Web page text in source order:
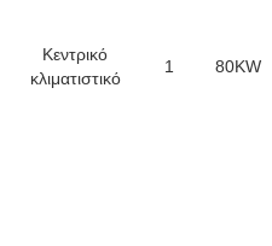
Κεντρικό
κλιματιστικό
1 80KW